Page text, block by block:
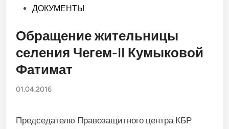
Опубликовано
ДОКУМЕНТЫ
Обращение жительницы
селения Чегем-II Кумыковой
Фатимат
01.04.2016
Председателю Правозащитного центра КБР